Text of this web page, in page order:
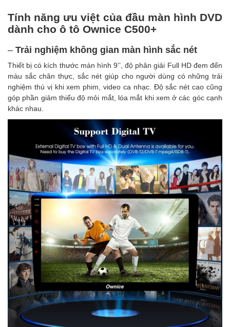
Tính năng ưu việt của đầu màn hình DVD
dành cho ô tô Ownice C500+
– Trải nghiệm không gian màn hình sắc nét
Thiết bị có kích thước màn hình 9’’, độ phân giải Full HD đem đến
màu sắc chân thực, sắc nét giúp cho người dùng có những trải
nghiệm thú vị khi xem phim, video ca nhạc. Độ sắc nét cao cũng
góp phần giảm thiểu độ mỏi mắt, lóa mắt khi xem ở các góc cạnh
khác nhau.